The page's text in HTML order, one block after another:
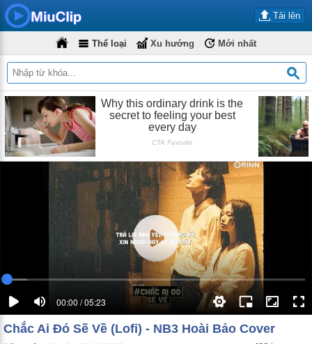
Tải lên
Thể loại Xu hướng Mới nhất
00:00 / 05:23
Chắc Ai Đó Sẽ Về (Lofi) - NB3 Hoài Bảo Cover